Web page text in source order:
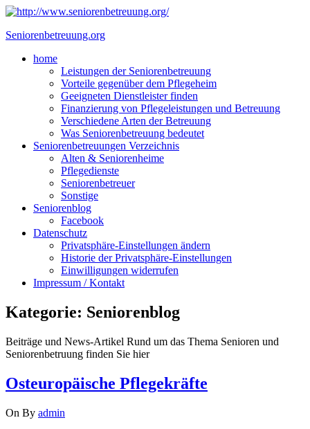
Skip
content
Seniorenbetreuung.org
Close
home
Leistungen der Seniorenbetreuung
Vorteile gegenüber dem Pflegeheim
Geeigneten Dienstleister finden
Finanzierung von Pflegeleistungen und Betreuung
Verschiedene Arten der Betreuung
Was Seniorenbetreuung bedeutet
Seniorenbetreuungen Verzeichnis
Alten & Seniorenheime
Pflegedienste
Seniorenbetreuer
Sonstige
Seniorenblog
Facebook
Datenschutz
Privatsphäre-Einstellungen ändern
Historie der Privatsphäre-Einstellungen
Einwilligungen widerrufen
Impressum / Kontakt
Kategorie: Seniorenblog
Beiträge und News-Artikel Rund um das Thema Senioren und
Seniorenbetruung finden Sie hier
Osteuropäische Pflegekräfte
On By admin